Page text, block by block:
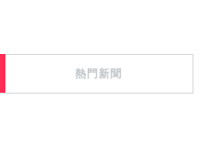
熱門新聞